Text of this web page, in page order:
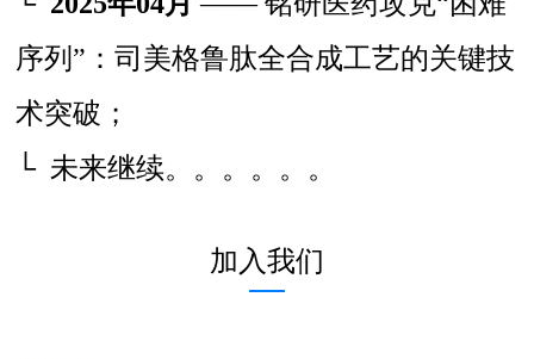
序列”：司美格鲁肽全合成工艺的关键技
术突破；
└ 未来继续。。。。。。
加入我们